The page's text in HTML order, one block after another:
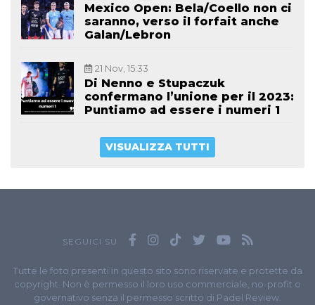
Mexico Open: Bela/Coello non ci
saranno, verso il forfait anche
Galan/Lebron
21 Nov, 15:33
Di Nenno e Stupaczuk
confermano l’unione per il 2023:
Puntiamo ad essere i numeri 1
VISUALIZZA TUTTI
SEGUICI SU
Tutte le foto presenti in questo sito sono riservate e protette da
copyright. Non è permesso il loro uso commerciale, no-profit o
governativo senza il permesso scritto di Padel Review.